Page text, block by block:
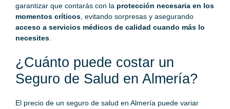
garantizar que contarás con la protección necesaria en los
momentos críticos , evitando sorpresas y asegurando
acceso a servicios médicos de calidad cuando más lo
necesites
¿Cuánto puede costar un
Seguro de Salud en Almería?
El precio de un seguro de salud en Almería puede variar